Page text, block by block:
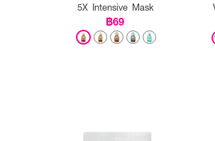
5X Intensive Mask
฿69